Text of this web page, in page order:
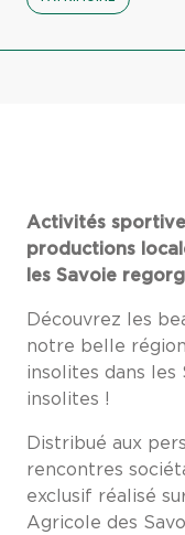
Activités
productions
les Savoie
Découvrez les
notre belle
insolites dans les
insolites !
Distribué aux
rencontres
exclusif réalisé
Agricole des